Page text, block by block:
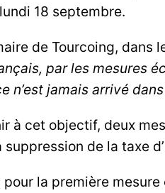
18 septembre.
de Tourcoing, dans
par les mesures
n’est jamais arrivé
à cet objectif, deux
suppression de la taxe
pour la première